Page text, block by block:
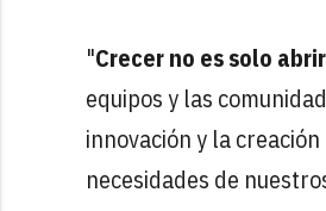
"Crecer no es solo
equipos y las
innovación y la
necesidades de